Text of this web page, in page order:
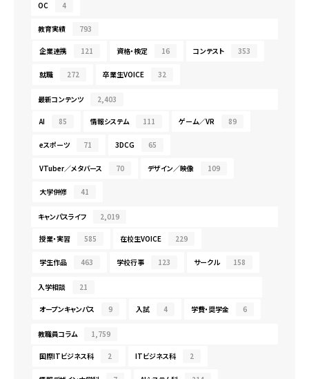
OC 4
教育実績 793
企業連携 121 資格・検定 16 コンテスト 353
就職 272 卒業生VOICE 32
最新コンテンツ 2,403
AI 85 情報システム 111 ゲーム／VR 89
eスポーツ 71 3DCG 65
VTuber／メタバース 70 デザイン／映像 109
大学併修 41
キャンパスライフ 2,019
授業・実習 585 在校生VOICE 229
学生作品 463 学校行事 123 サークル 158
入学相談 21
オープンキャンパス 9 入試 4 学費・奨学金 6
教職員コラム 1,759
国際ITビジネス科 2 ITビジネス科 2